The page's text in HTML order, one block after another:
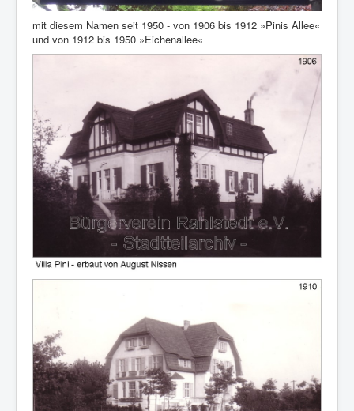
mit diesem Namen seit 1950 - von 1906 bis 1912 »Pinis Allee«
und von 1912 bis 1950 »Eichenallee«